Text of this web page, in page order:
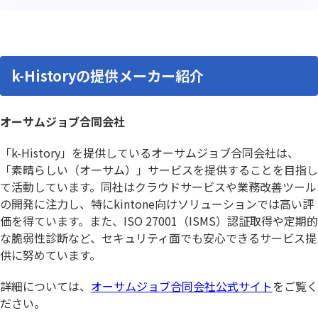
k-Historyの提供メーカー紹介
オーサムジョブ合同会社
「k-History」を提供しているオーサムジョブ合同会社は、
「素晴らしい（オーサム）」サービスを提供することを目指し
て活動しています。同社はクラウドサービスや業務改善ツール
の開発に注力し、特にkintone向けソリューションでは高い評
価を得ています。また、ISO 27001（ISMS）認証取得や定期的
な脆弱性診断など、セキュリティ面でも安心できるサービス提
供に努めています。
詳細については、 オーサムジョブ合同会社公式サイトをご覧く
ださい。